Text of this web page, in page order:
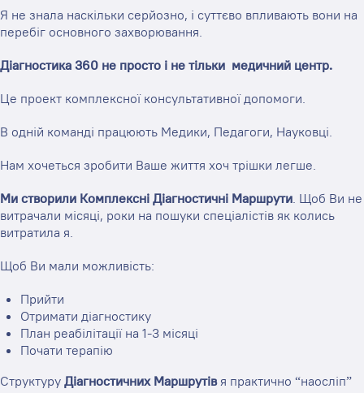
Я не знала наскільки серйозно, і суттєво впливають вони на
перебіг основного захворювання.
Діагностика 360 не просто і не тільки медичний центр.
Це проект комплексної консультативної допомоги.
В одній команді працюють Медики, Педагоги, Науковці.
Нам хочеться зробити Ваше життя хоч трішки легше.
Ми створили Комплексні Діагностичні Маршрути. Щоб Ви не
витрачали місяці, роки на пошуки спеціалістів як колись
витратила я.
Щоб Ви мали можливість:
Прийти
Отримати діагностику
План реабілітації на 1-3 місяці
Почати терапію
Структуру Діагностичних Маршрутівя практично “наосліп”